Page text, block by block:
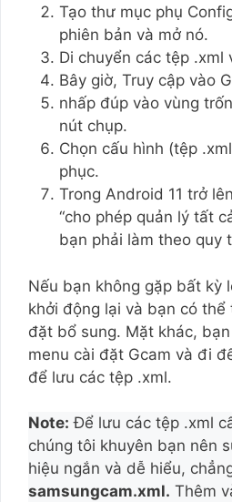
Tạo thư mục phụ
phiên bản và mở nó.
Di chuyển các tệp .xml
Bây giờ, Truy cập vào
nhấp đúp vào vùng
nút chụp.
Chọn cấu hình (tệp
phục.
Trong Android 11 trở
“cho phép quản lý tất
bạn phải làm theo quy
Nếu bạn không gặp bất kỳ
khởi động lại và bạn có thể
đặt bổ sung. Mặt khác,
menu cài đặt Gcam và đi
để lưu các tệp .xml.
Note: Để lưu các tệp .xml
chúng tôi khuyên bạn nên
hiệu ngắn và dễ hiểu,
samsungcam.xml. Thêm